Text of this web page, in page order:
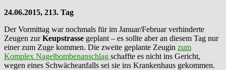
24.06.2015, 213. Tag
Der Vormittag war nochmals für im Januar/Februar verhinderte
Zeugen zurKeupstrasse geplant – es sollte aber an diesem Tag nur
einer zum Zuge kommen. Die zweite geplante Zeugin zum
Komplex Nagelbombenanschlag schaffte es nicht ins Gericht,
wegen eines Schwächeanfalls sei sie ins Krankenhaus gekommen.